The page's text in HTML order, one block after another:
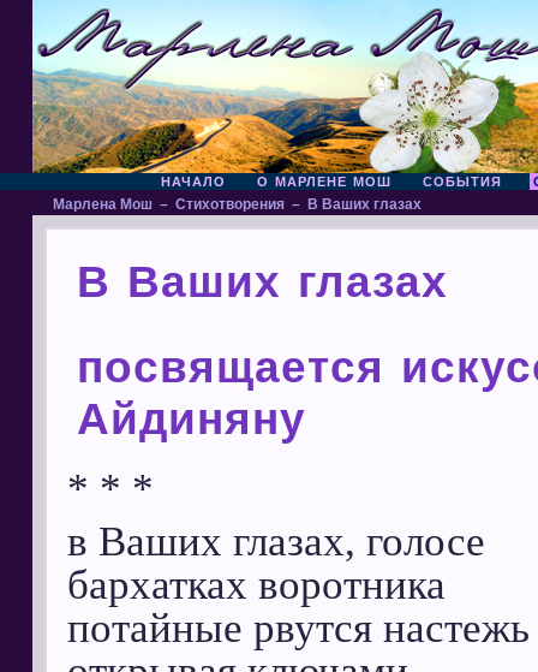
НАЧАЛО О МАРЛЕНЕ МОШ СОБЫТИЯ
Марлена Мош – Стихотворения – В Ваших глазах
В Ваших глазах
посвящается
Айдиняну
* * *
в Ваших глазах, голосе
бархатках воротника
потайные рвутся настежь